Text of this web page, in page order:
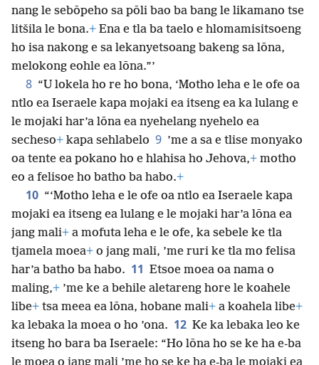
nang le sebōpeho sa pōli bao ba bang le likamano tse
litšila le bona.+ Ena e tla ba taelo e hlomamisitsoeng
ho isa nakong e sa lekanyetsoang bakeng sa lōna,
melokong eohle ea lōna.”’
8 “U lokela ho re ho bona, ‘Motho leha e le ofe oa
ntlo ea Iseraele kapa mojaki ea itseng ea ka lulang e
le mojaki har’a lōna ea nyehelang nyehelo ea
secheso+ kapa sehlabelo 9 ’me a sa e tlise monyako
oa tente ea pokano ho e hlahisa ho Jehova,+ motho
eo a felisoe ho batho ba habo.+
10 “‘Motho leha e le ofe oa ntlo ea Iseraele kapa
mojaki ea itseng ea lulang e le mojaki har’a lōna ea
jang mali+ a mofuta leha e le ofe, ka sebele ke tla
tjamela moea+ o jang mali, ’me ruri ke tla mo felisa
har’a batho ba habo. 11 Etsoe moea oa nama o
maling,+ ’me ke a behile aletareng hore le koahele
libe+ tsa meea ea lōna, hobane mali+ a koahela libe+
ka lebaka la moea o ho ’ona. 12 Ke ka lebaka leo ke
itseng ho bara ba Iseraele: “Ho lōna ho se ke ha e-ba